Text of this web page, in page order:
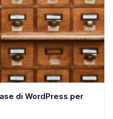
di WordPress per